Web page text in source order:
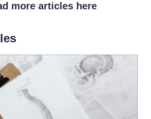
more articles here